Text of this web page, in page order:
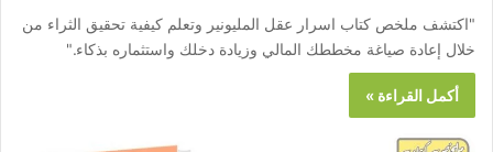
"اكتشف ملخص كتاب اسرار عقل المليونير وتعلم كيفية تحقيق الثراء من
خلال إعادة صياغة مخططك المالي وزيادة دخلك واستثماره بذكاء."
أكمل القراءة »